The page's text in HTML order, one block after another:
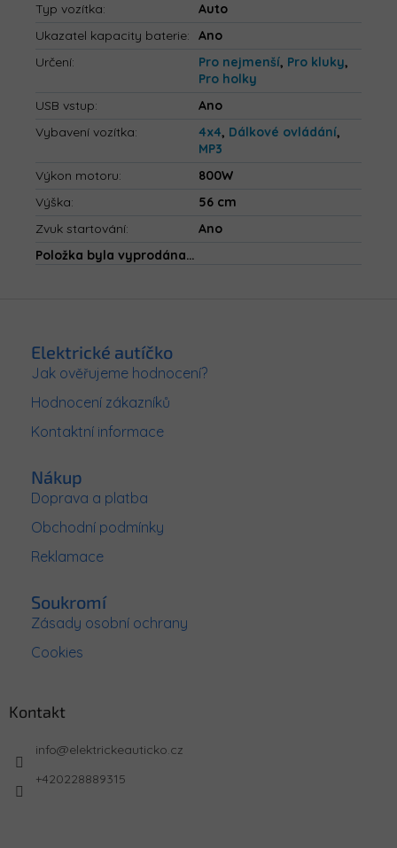
Typ vozítka:
Auto
Ukazatel kapacity baterie:
Ano
Určení: Pro nejmenší, Pro kluky,
Pro holky
USB vstup:
Ano
Vybavení vozítka: 4x4, Dálkové ovládání,
MP3
Výkon motoru:
800W
Výška:
56 cm
Zvuk startování:
Ano
Položka byla vyprodána…
Elektrické autíčko
Jak ověřujeme hodnocení?
Hodnocení zákazníků
Kontaktní informace
Nákup
Doprava a platba
Obchodní podmínky
Reklamace
Soukromí
Zásady osobní ochrany
Cookies
Kontakt
info@elektrickeauticko.cz
+420228889315